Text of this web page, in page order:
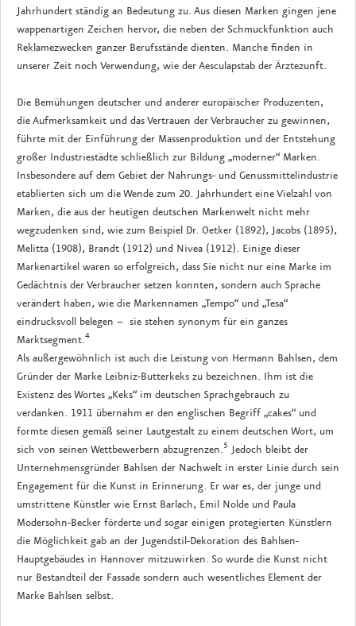
Jahrhundert ständig an Bedeutung zu. Aus diesen Marken gingen jene
wappenartigen Zeichen hervor, die neben der Schmuckfunktion auch
Reklamezwecken ganzer Berufsstände dienten. Manche finden in
unserer Zeit noch Verwendung, wie der Aesculapstab der Ärztezunft.
Die Bemühungen deutscher und anderer europäischer Produzenten,
die Aufmerksamkeit und das Vertrauen der Verbraucher zu gewinnen,
führte mit der Einführung der Massenproduktion und der Entstehung
großer Industriestädte schließlich zur Bildung „moderner“ Marken.
Insbesondere auf dem Gebiet der Nahrungs- und Genussmittelindustrie
etablierten sich um die Wende zum 20. Jahrhundert eine Vielzahl von
Marken, die aus der heutigen deutschen Markenwelt nicht mehr
wegzudenken sind, wie zum Beispiel Dr. Oetker (1892), Jacobs (1895),
Melitta (1908), Brandt (1912) und Nivea (1912). Einige dieser
Markenartikel waren so erfolgreich, dass Sie nicht nur eine Marke im
Gedächtnis der Verbraucher setzen konnten, sondern auch Sprache
verändert haben, wie die Markennamen „Tempo“ und „Tesa“
eindrucksvoll belegen – sie stehen synonym für ein ganzes
Marktsegment.4
Als außergewöhnlich ist auch die Leistung von Hermann Bahlsen, dem
Gründer der Marke Leibniz-Butterkeks zu bezeichnen. Ihm ist die
Existenz des Wortes „Keks“ im deutschen Sprachgebrauch zu
verdanken. 1911 übernahm er den englischen Begriff „cakes“ und
formte diesen gemäß seiner Lautgestalt zu einem deutschen Wort, um
sich von seinen Wettbewerbern abzugrenzen.5 Jedoch bleibt der
Unternehmensgründer Bahlsen der Nachwelt in erster Linie durch sein
Engagement für die Kunst in Erinnerung. Er war es, der junge und
umstrittene Künstler wie Ernst Barlach, Emil Nolde und Paula
Modersohn-Becker förderte und sogar einigen protegierten Künstlern
die Möglichkeit gab an der Jugendstil-Dekoration des Bahlsen-
Hauptgebäudes in Hannover mitzuwirken. So wurde die Kunst nicht
nur Bestandteil der Fassade sondern auch wesentliches Element der
Marke Bahlsen selbst.